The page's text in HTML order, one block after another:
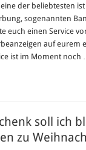
der beliebtesten
sogenannten
euch einen Service
auf eurem
ist im Moment noch …
soll ich
zu